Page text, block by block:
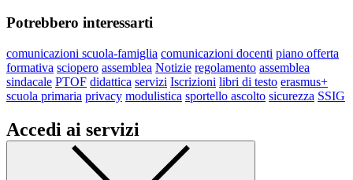
Potrebbero interessarti
comunicazioni scuola-famiglia comunicazioni docenti piano offerta
formativa sciopero assemblea Notizie regolamento assemblea
sindacale PTOF didattica servizi Iscrizioni libri di testo erasmus+
scuola primaria privacy modulistica sportello ascolto sicurezza SSIG
Accedi ai servizi